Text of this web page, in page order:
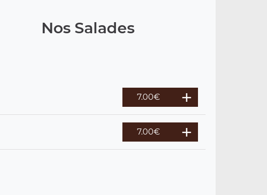
Nos Salades
7.00€
7.00€